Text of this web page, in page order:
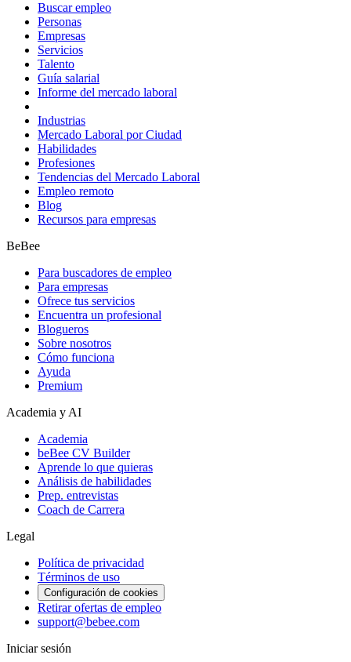
Buscar empleo
Personas
Empresas
Servicios
Talento
Guía salarial
Informe del mercado laboral
Industrias
Mercado Laboral por Ciudad
Habilidades
Profesiones
Tendencias del Mercado Laboral
Empleo remoto
Blog
Recursos para empresas
BeBee
Para buscadores de empleo
Para empresas
Ofrece tus servicios
Encuentra un profesional
Blogueros
Sobre nosotros
Cómo funciona
Ayuda
Premium
Academia y AI
Academia
beBee CV Builder
Aprende lo que quieras
Análisis de habilidades
Prep. entrevistas
Coach de Carrera
Legal
Política de privacidad
Términos de uso
Configuración de cookies
Retirar ofertas de empleo
support@bebee.com
Iniciar sesión